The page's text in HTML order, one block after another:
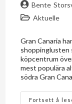
Bente
Aktuelle
Gran Canaria
shoppinglusten
köpcentrum
mest populära
södra Gran
Fortsett å